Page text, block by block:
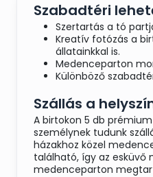
Szabadtéri
Szertartás a tó
Kreatív fotózás a
állatainkkal is.
Medenceparton
Különböző
Szállás a
A birtokon 5 db
személynek tudunk
házakhoz közel
található, így az esküvő
medenceparton